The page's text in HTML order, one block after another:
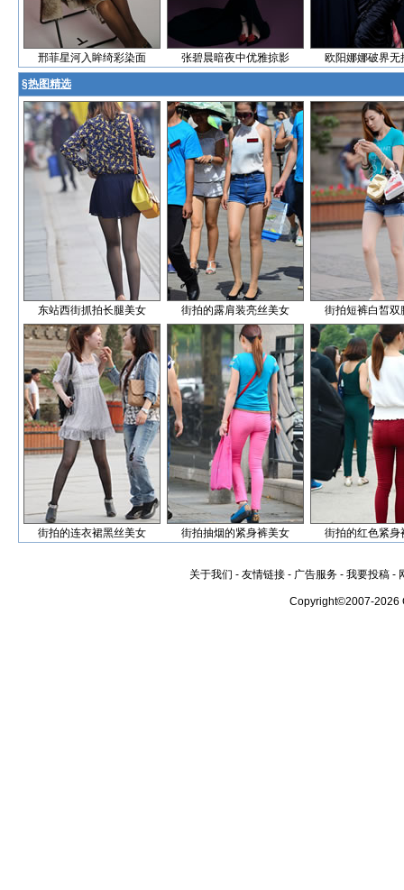
邢菲星河入眸绮彩染面 张碧晨暗夜中优雅掠影 欧阳娜娜破界无
§热图精选
东站西街抓拍长腿美女 街拍的露肩装亮丝美女 街拍短裤白皙双
街拍的连衣裙黑丝美女 街拍抽烟的紧身裤美女 街拍的红色紧身
关于我们 - 友情链接 - 广告服务 - 我要投稿 -
Copyright©2007-2026